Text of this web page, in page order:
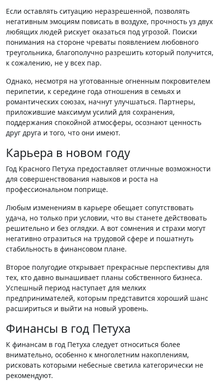
Если оставлять ситуацию неразрешенной, позволять
негативным эмоциям повисать в воздухе, прочность уз двух
любящих людей рискует оказаться под угрозой. Поиски
понимания на стороне чреваты появлением любовного
треугольника, благополучно разрешить который получится,
к сожалению, не у всех пар.
Однако, несмотря на уготованные огненным покровителем
перипетии, к середине года отношения в семьях и
романтических союзах, начнут улучшаться. Партнеры,
приложившие максимум усилий для сохранения,
поддержания спокойной атмосферы, осознают ценность
друг друга и того, что они имеют.
Карьера в новом году
Год Красного Петуха предоставляет отличные возможности
для совершенствования навыков и роста на
профессиональном поприще.
Любым изменениям в карьере обещает сопутствовать
удача, но только при условии, что вы станете действовать
решительно и без оглядки. А вот сомнения и страхи могут
негативно отразиться на трудовой сфере и пошатнуть
стабильность в финансовом плане.
Второе полугодие открывает прекрасные перспективы для
тех, кто давно вынашивает планы собственного бизнеса.
Успешный период наступает для мелких
предпринимателей, которым представится хороший шанс
расшириться и выйти на новый уровень.
Финансы в год Петуха
К финансам в год Петуха следует относиться более
внимательно, особенно к многолетним накоплениям,
рисковать которыми небесные светила категорически не
рекомендуют.